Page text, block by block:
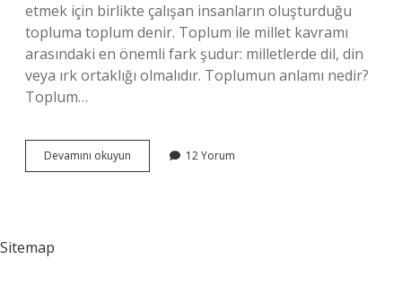
etmek için birlikte çalışan insanların oluşturduğu
topluma toplum denir. Toplum ile millet kavramı
arasındaki en önemli fark şudur: milletlerde dil, din
veya ırk ortaklığı olmalıdır. Toplumun anlamı nedir?
Toplum…
Devamını okuyun
Türkçe
12 Yorum
Sitemap